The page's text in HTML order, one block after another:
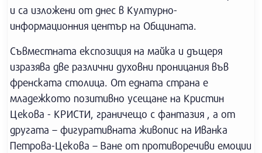
и са изложени от днес в Културно-
информационния център на Общината.
Съвместната експозиция на майка и дъщеря
изразява две различни духовни проницания във
френската столица. От едната страна е
младежкото позитивно усещане на Кристин
Цекова - КРИСТИ, граничещо с фантазия , а от
другата – фигуративната живопис на Иванка
Петрова-Цекова – Ване от противоречиви емоции